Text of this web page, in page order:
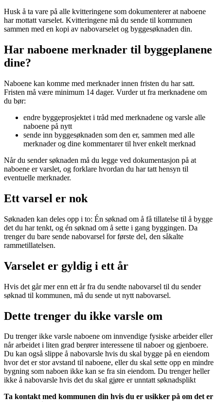
Husk å ta vare på alle kvitteringene som dokumenterer at naboene
har mottatt varselet. Kvitteringene må du sende til kommunen
sammen med en kopi av nabovarselet og byggesøknaden din.
Har naboene merknader til byggeplanene
dine?
Naboene kan komme med merknader innen fristen du har satt.
Fristen må være minimum 14 dager. Vurder ut fra merknadene om
du bør:
endre byggeprosjektet i tråd med merknadene og varsle alle
naboene på nytt
sende inn byggesøknaden som den er, sammen med alle
merknader og dine kommentarer til hver enkelt merknad
Når du sender søknaden må du legge ved dokumentasjon på at
naboene er varslet, og forklare hvordan du har tatt hensyn til
eventuelle merknader.
Ett varsel er nok
Søknaden kan deles opp i to: Én søknad om å få tillatelse til å bygge
det du har tenkt, og én søknad om å sette i gang byggingen. Da
trenger du bare sende nabovarsel for første del, den såkalte
rammetillatelsen.
Varselet er gyldig i ett år
Hvis det går mer enn ett år fra du sendte nabovarsel til du sender
søknad til kommunen, må du sende ut nytt nabovarsel.
Dette trenger du ikke varsle om
Du trenger ikke varsle naboene om innvendige fysiske arbeider eller
når arbeidet i liten grad berører interessene til naboer og gjenboere.
Du kan også slippe å nabovarsle hvis du skal bygge på en eiendom
hvor det er stor avstand til naboene, eller du skal sette opp en mindre
bygning som naboen ikke kan se fra sin eiendom. Du trenger heller
ikke å nabovarsle hvis det du skal gjøre er unntatt søknadsplikt
Ta kontakt med kommunen din hvis du er usikker på om det er